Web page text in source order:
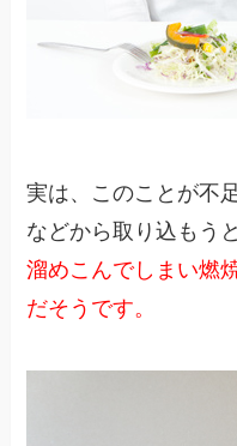
実は、このことが不
などから取り込もう
溜めこんでしまい燃
だそうです。